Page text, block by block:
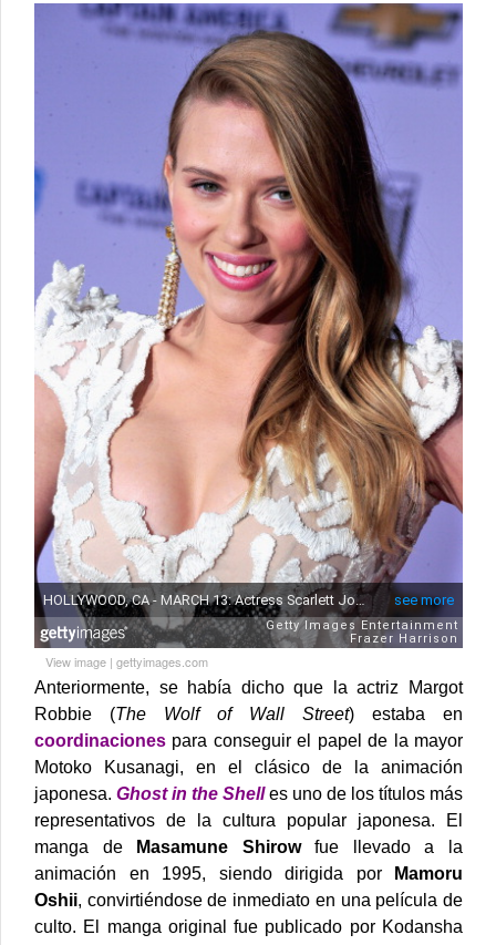
View image | gettyimages.com
Anteriormente, se había dicho que la actriz Margot
Robbie (The Wolf of Wall Street) estaba en
coordinaciones para conseguir el papel de la mayor
Motoko Kusanagi, en el clásico de la animación
japonesa. Ghost in the Shelles uno de los títulos más
representativos de la cultura popular japonesa. El
manga de
Masamune Shirowfue llevado a la
animación en 1995, siendo dirigida por
Mamoru
Oshii, convirtiéndose de inmediato en una película de
culto. El manga original fue publicado por Kodansha